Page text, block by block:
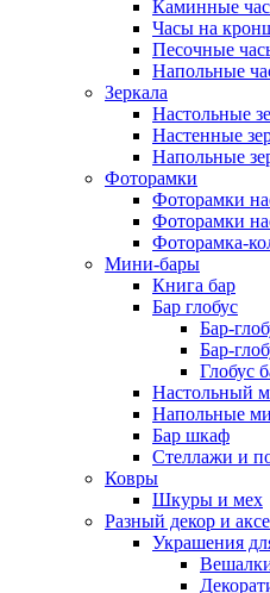
Каминные
Часы на
Песочные
Напольные
Зеркала
Настольные
Настенные
Напольные
Фоторамки
Фоторамки
Фоторамки
Фоторамка-
Мини-бары
Книга бар
Бар глобус
Бар-
Бар-
Глобус
Настольный
Напольные
Бар шкаф
Стеллажи и
Ковры
Шкуры и мех
Разный декор и
Украшения